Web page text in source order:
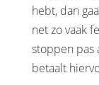
hebt, dan
net zo vaak
stoppen pas
betaalt